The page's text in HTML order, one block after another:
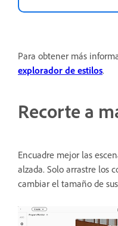
Para obtener más
explorador de estilos.
Recorte a
Encuadre mejor las
alzada. Solo arrastre los
cambiar el tamaño de